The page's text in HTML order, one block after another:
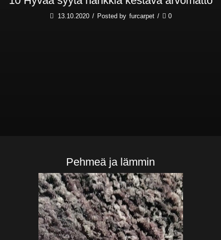
13.10.2020 / Posted by furcarpet / 0
Pehmeä ja lämmin